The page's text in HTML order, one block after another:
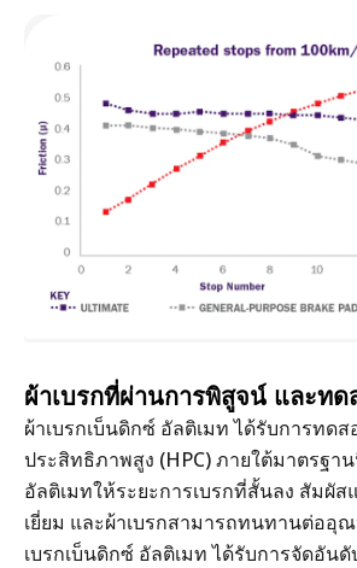
ผ้าเบรกที่ผ่านการพิสูจน์ และทด
ผ้าเบรกเบ็นดิกซ์ อัลติเมท ได้รับการทด
ประสิทธิภาพสูง (HPC) ภายใต้มาตรฐา
อัลติเมทให้ระยะการเบรกที่สั้นลง สัมผั
เยี่ยม และผ้าเบรกสามารถทนทานต่ออุ
เบรกเบ็นดิกซ์ อัลติเมท ได้รับการจัดอัน